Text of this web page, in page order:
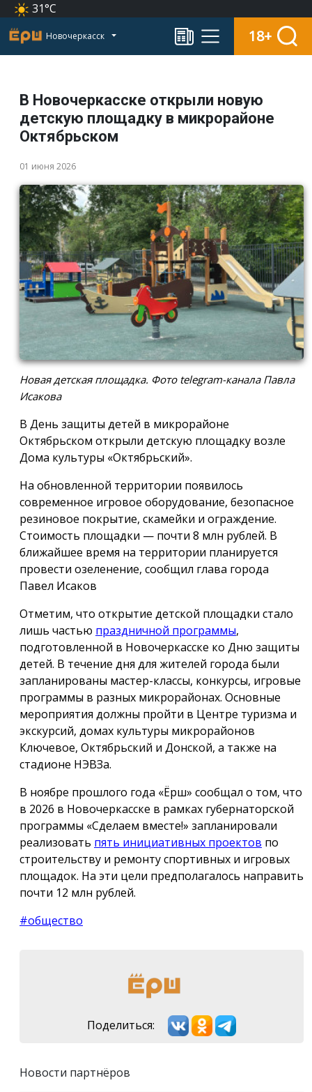
31°C
Новочеркасск 18+
В Новочеркасске открыли новую
детскую площадку в микрорайоне
Октябрьском
01 июня 2026
Новая детская площадка. Фото telegram-канала Павла
Исакова
В День защиты детей в микрорайоне
Октябрьском открыли детскую площадку возле
Дома культуры «Октябрьский».
На обновленной территории появилось
современное игровое оборудование, безопасное
резиновое покрытие, скамейки и ограждение.
Стоимость площадки — почти 8 млн рублей. В
ближайшее время на территории планируется
провести озеленение, сообщил глава города
Павел Исаков
Отметим, что открытие детской площадки стало
лишь частью праздничной программы,
подготовленной в Новочеркасске ко Дню защиты
детей. В течение дня для жителей города были
запланированы мастер-классы, конкурсы, игровые
программы в разных микрорайонах. Основные
мероприятия должны пройти в Центре туризма и
экскурсий, домах культуры микрорайонов
Ключевое, Октябрьский и Донской, а также на
стадионе НЭВЗа.
В ноябре прошлого года «Ёрш» сообщал о том, что
в 2026 в Новочеркасске в рамках губернаторской
программы «Сделаем вместе!» запланировали
реализовать пять инициативных проектов по
строительству и ремонту спортивных и игровых
площадок. На эти цели предполагалось направить
почти 12 млн рублей.
#общество
Поделиться:
Новости партнёров